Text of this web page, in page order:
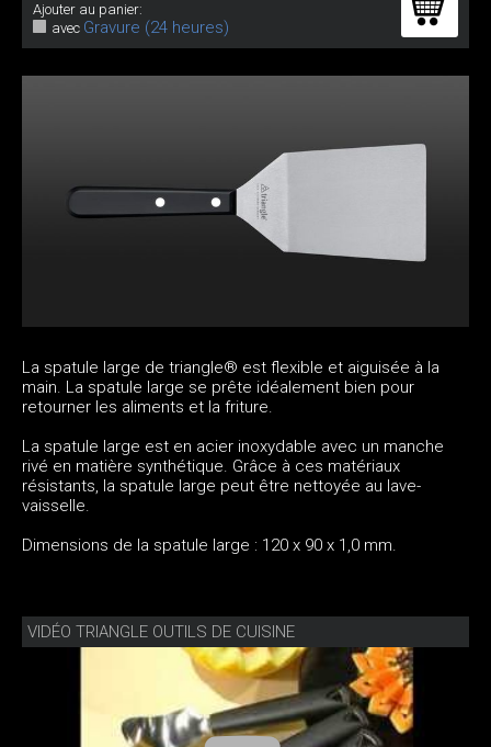
Ajouter au panier:
avec Gravure (24 heures)
La spatule large de triangle® est flexible et aiguisée à la
main. La spatule large se prête idéalement bien pour
retourner les aliments et la friture.
La spatule large est en acier inoxydable avec un manche
rivé en matière synthétique. Grâce à ces matériaux
résistants, la spatule large peut être nettoyée au lave-
vaisselle.
Dimensions de la spatule large : 120 x 90 x 1,0 mm.
VIDÉO TRIANGLE OUTILS DE CUISINE